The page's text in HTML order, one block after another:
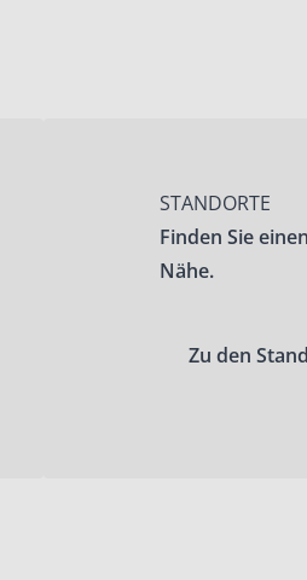
STANDORTE
Finden Sie
Nähe.
Zu den